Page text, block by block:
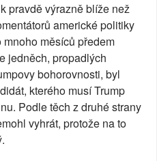
pravdě výrazně blíže než
americké politiky
měsíců předem
jedněch, propadlých
bohorovnosti, byl
kterého musí Trump
Podle těch z druhé strany
vyhrát, protože na to